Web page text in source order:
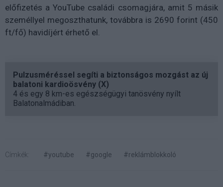
előfizetés a YouTube családi csomagjára, amit 5 másik
személlyel megoszthatunk, továbbra is 2690 forint (450
ft/fő) havidíjért érhető el.
Pulzusméréssel segíti a biztonságos mozgást az új
balatoni kardioösvény (X)
4 és egy 8 km-es egészségügyi tanösvény nyílt
Balatonalmádiban.
Címkék: #youtube #google #reklámblokkoló